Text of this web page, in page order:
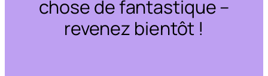
chose de fantastique –
revenez bientôt !